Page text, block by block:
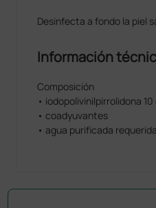
Desinfecta a fondo la piel
Información
Composición
• iodopolivinilpirrolidona 10
• coadyuvantes
• agua purificada